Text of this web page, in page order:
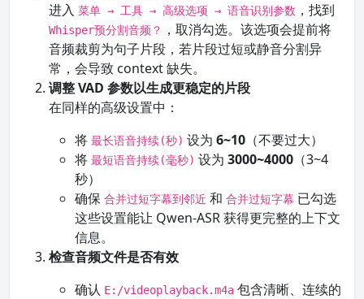
进入 菜单 → 工具 → 高级选项 → 语音识别参数 ，找到
Whisper预分割音频？
，取消勾选。该选项会提前将
音频裁剪为句子片段，若片段过短或静音分割异
常，会导致 context 缺失。
调整 VAD 参数以生成更稳定的片段
在同样的高级设置中：
将 最长语音持续(秒) 设为 6~10 （不要过大）
将 最短语音持续(毫秒) 设为 3000~4000 （3~4
秒）
确保 合并过短字幕到邻近 和 合并过短字幕 已勾选
这些设置能让 Qwen-ASR 获得更完整的上下文
信息。
检查音频文件是否有效
确认 E:/videoplayback.m4a 包含清晰、连续的